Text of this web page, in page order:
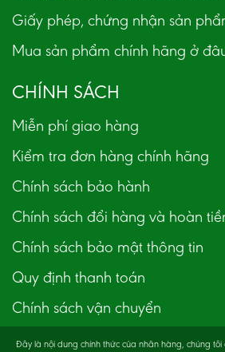
Giấy phép, chứng nhận sản
Mua sản phẩm chính hãng ở
CHÍNH SÁCH
Miễn phí giao hàng
Kiểm tra đơn hàng chính hãng
Chính sách bảo hành
Chính sách đổi hàng và hoàn
Chính sách bảo mật thông tin
Quy định thanh toán
Chính sách vận chuyển
Đây là nội dung chính thức của nhãn hàng, chúng tôi